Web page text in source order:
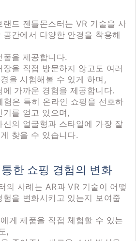
드 젠틀몬스터는 VR 기술을 사
간에서 다양한 안경을 착용해
을 제공합니다.
을 직접 방문하지 않고도 여러
을 시험해볼 수 있게 하며,
가까운 경험을 제공합니다.
험은 특히 온라인 쇼핑을 선호하
를 얻고 있으며,
의 얼굴형과 스타일에 가장 잘
찾을 수 있습니다.
한 쇼핑 경험의 변화
의 사례는 AR과 VR 기술이 어떻
을 변화시키고 있는지 보여줍
게 제품을 직접 체험할 수 있는
,